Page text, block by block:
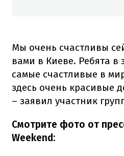
Мы очень счастливы
вами в Киеве. Ребята в
самые счастливые в
здесь очень красивые
– заявил участник
Смотрите фото от
Weekend: